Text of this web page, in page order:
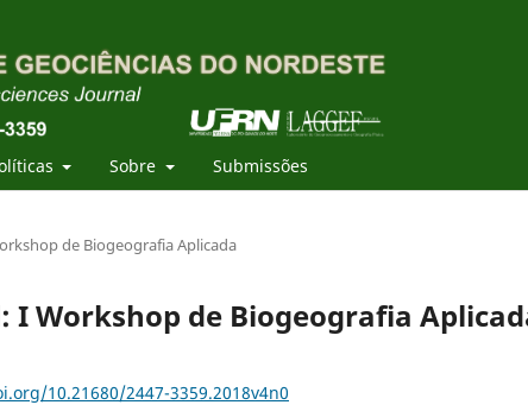
Sobre Submissões
de Biogeografia Aplicada
I Workshop de Biogeografia
10.21680/2447-3359.2018v4n0